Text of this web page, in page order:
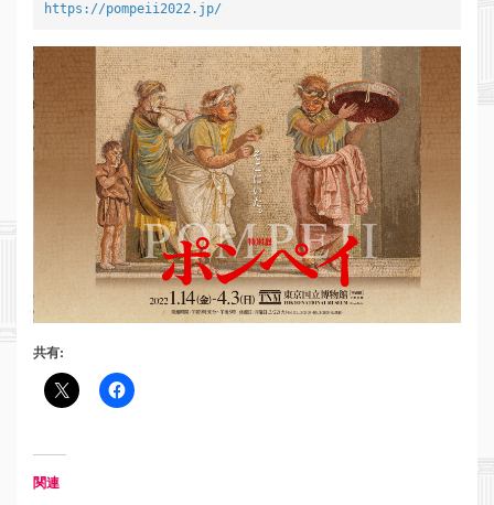
https://pompeii2022.jp/
共有:
関連